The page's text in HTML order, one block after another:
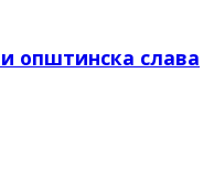
општинска слава